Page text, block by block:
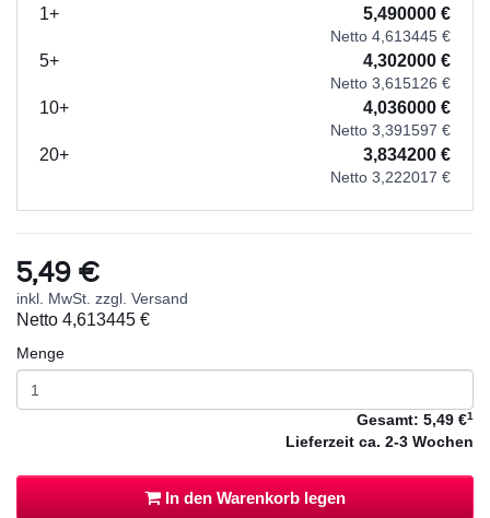
1+ 5,490000 €
Netto 4,613445 €
5+ 4,302000 €
Netto 3,615126 €
10+ 4,036000 €
Netto 3,391597 €
20+ 3,834200 €
Netto 3,222017 €
5,49 €
inkl. MwSt. zzgl. Versand
Netto 4,613445 €
Menge
Gesamt: 5,49 €1
Lieferzeit ca. 2-3 Wochen
In den Warenkorb legen